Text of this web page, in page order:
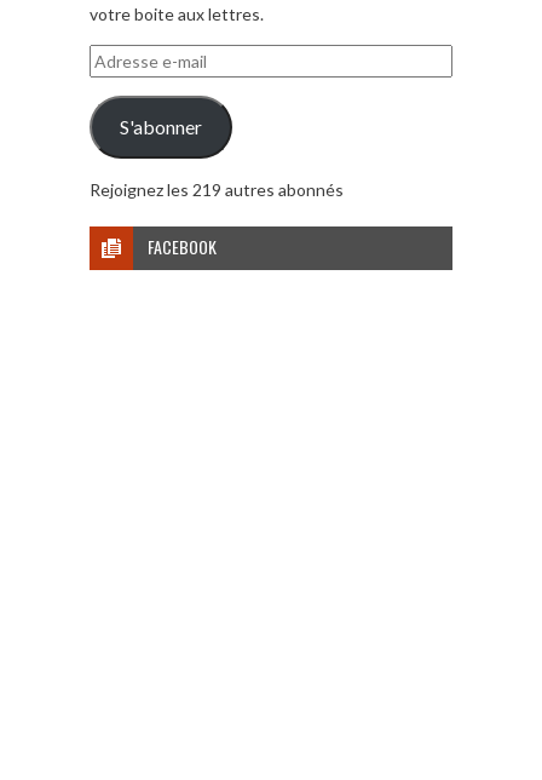
votre boite aux lettres.
Adresse
e-
mail
S'abonner
Rejoignez les 219 autres abonnés
FACEBOOK